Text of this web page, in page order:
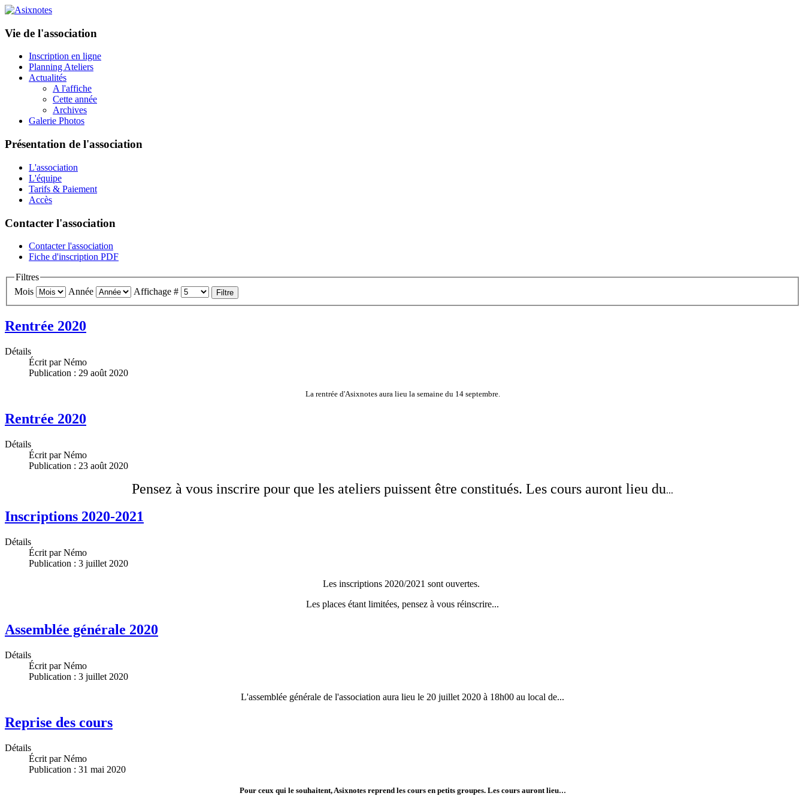
Vie de l'association
Inscription en ligne
Planning Ateliers
Actualités
A l'affiche
Cette année
Archives
Galerie Photos
Présentation de l'association
L'association
L'équipe
Tarifs & Paiement
Accès
Contacter l'association
Contacter l'association
Fiche d'inscription PDF
Filtres
Mois
Année Affichage # Filtre
Rentrée 2020
Détails
Écrit parNémo
Publication : 29 août 2020
La rentrée d'Asixnotes aura lieu la semaine du 14 septembre.
Rentrée 2020
Détails
Écrit parNémo
Publication : 23 août 2020
Pensez à vous inscrire pour que les ateliers puissent être constitués. Les cours auront lieu du...
Inscriptions 2020-2021
Détails
Écrit parNémo
Publication : 3 juillet 2020
Les inscriptions 2020/2021 sont ouvertes.
Les places étant limitées, pensez à vous réinscrire...
Assemblée générale 2020
Détails
Écrit parNémo
Publication : 3 juillet 2020
L'assemblée générale de l'association aura lieu le 20 juillet 2020 à 18h00 au local de...
Reprise des cours
Détails
Écrit parNémo
Publication : 31 mai 2020
Pour ceux qui le souhaitent, Asixnotes reprend les cours en petits groupes. Les cours auront lieu...